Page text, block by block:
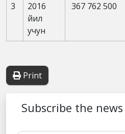
3
2016
йил
учун
367 762 500
Print
Subscribe the